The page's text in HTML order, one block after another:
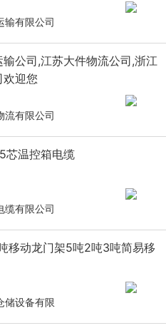
输有限公司
公司,江苏大件物流公司,浙江
欢迎您
流有限公司
芯温控箱电缆
缆有限公司
移动龙门架5吨2吨3吨简易移
储设备有限